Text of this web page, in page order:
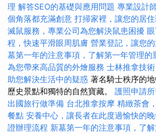
理 解答SEO的基礎與應用問題 專業設計
個角落都充滿創意 打掃家裡，讓您的居
滅鼠服務，專業公司為您解決鼠患困擾
程，快速平滑眼周肌膚 營業登記，讓您
墓第一年的注意事項，了解第一年管理的
為您帶來高品質的外燴服務 士林推拿技術
助您解決生活中的疑惑 著名騎士秩序的
歷史景點和獨特的自然寶藏。 護照申請
出國旅行做準備 台北推拿按摩 精緻茶會
餐點 安養中心，讓長者在此度過愉快的
證辦理流程 新墓第一年的注意事項，了